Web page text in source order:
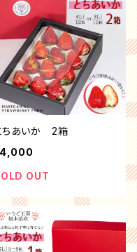
ちあいか 2箱
OUT